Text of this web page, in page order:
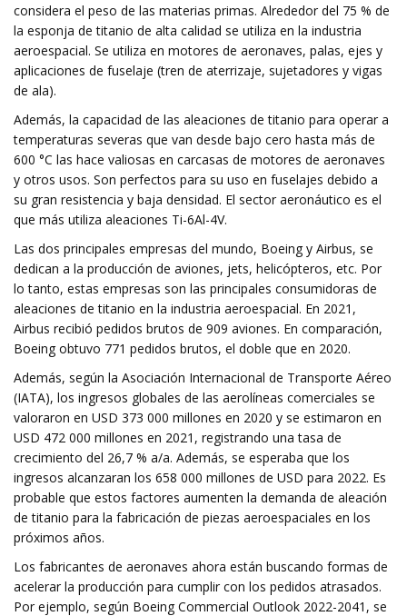
considera el peso de las materias primas. Alrededor del 75 % de
la esponja de titanio de alta calidad se utiliza en la industria
aeroespacial. Se utiliza en motores de aeronaves, palas, ejes y
aplicaciones de fuselaje (tren de aterrizaje, sujetadores y vigas
de ala).
Además, la capacidad de las aleaciones de titanio para operar a
temperaturas severas que van desde bajo cero hasta más de
600 °C las hace valiosas en carcasas de motores de aeronaves
y otros usos. Son perfectos para su uso en fuselajes debido a
su gran resistencia y baja densidad. El sector aeronáutico es el
que más utiliza aleaciones Ti-6Al-4V.
Las dos principales empresas del mundo, Boeing y Airbus, se
dedican a la producción de aviones, jets, helicópteros, etc. Por
lo tanto, estas empresas son las principales consumidoras de
aleaciones de titanio en la industria aeroespacial. En 2021,
Airbus recibió pedidos brutos de 909 aviones. En comparación,
Boeing obtuvo 771 pedidos brutos, el doble que en 2020.
Además, según la Asociación Internacional de Transporte Aéreo
(IATA), los ingresos globales de las aerolíneas comerciales se
valoraron en USD 373 000 millones en 2020 y se estimaron en
USD 472 000 millones en 2021, registrando una tasa de
crecimiento del 26,7 % a/a. Además, se esperaba que los
ingresos alcanzaran los 658 000 millones de USD para 2022. Es
probable que estos factores aumenten la demanda de aleación
de titanio para la fabricación de piezas aeroespaciales en los
próximos años.
Los fabricantes de aeronaves ahora están buscando formas de
acelerar la producción para cumplir con los pedidos atrasados.
Por ejemplo, según Boeing Commercial Outlook 2022-2041, se